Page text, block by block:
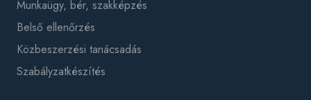
Munkaügy, bér, szakképzés
Belső ellenőrzés
Közbeszerzési tanácsadás
Szabályzatkészítés